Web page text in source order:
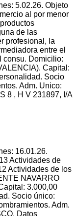
5.02.26. Objeto
al por menor
de las
profesional, la
entre el
consu. Domicilio:
Capital:
Socio
Adm. Unico:
8 , H V 231897, I/A
16.01.26.
Actividades de
Actividades de los
NAVARRO
3.000,00
Socio único:
Adm.
Datos